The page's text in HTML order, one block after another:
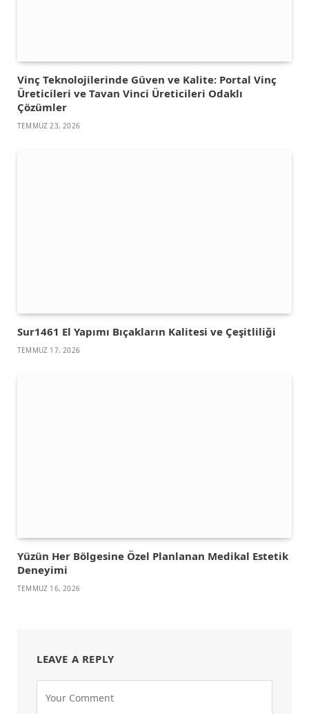
Vinç Teknolojilerinde Güven ve Kalite: Portal Vinç
Üreticileri ve Tavan Vinci Üreticileri Odaklı
Çözümler
TEMMUZ 23, 2026
Sur1461 El Yapımı Bıçakların Kalitesi ve Çeşitliliği
TEMMUZ 17, 2026
Yüzün Her Bölgesine Özel Planlanan Medikal Estetik
Deneyimi
TEMMUZ 16, 2026
LEAVE A REPLY